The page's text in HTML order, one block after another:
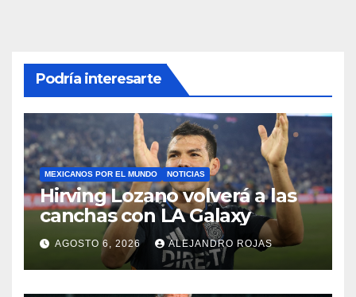
Podría interesarte
MEXICANOS POR EL MUNDO NOTICIAS
Hirving Lozano volverá a las
canchas con LA Galaxy
AGOSTO 6, 2026 ALEJANDRO ROJAS